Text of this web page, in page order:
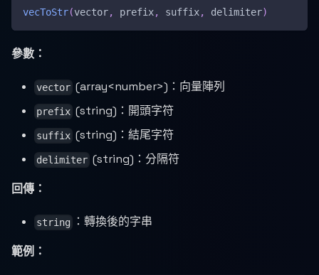
vecToStr(vector, prefix, suffix, delimiter)
參數：
vector (array<number>)：向量陣列
prefix (string)：開頭字符
suffix (string)：結尾字符
delimiter (string)：分隔符
回傳：
string
：轉換後的字串
範例：